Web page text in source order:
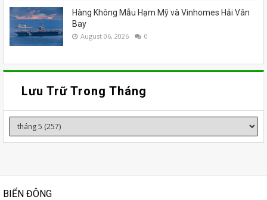
Hàng Không Mẫu Hạm Mỹ và Vinhomes Hải Vân
Bay
August 06, 2026 0
Lưu Trữ Trong Tháng
BIỂN ĐÔNG